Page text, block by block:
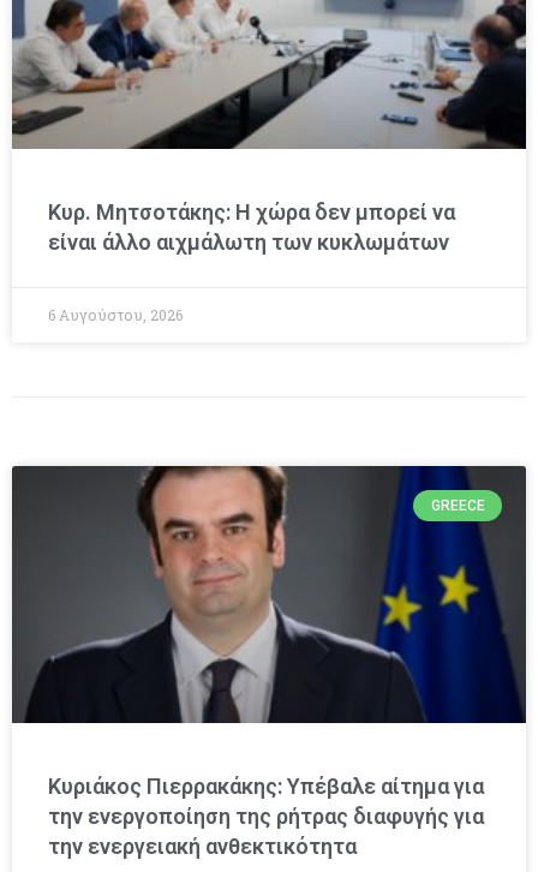
Κυρ. Μητσοτάκης: Η χώρα δεν μπορεί να
είναι άλλο αιχμάλωτη των κυκλωμάτων
6 Αυγούστου, 2026
GREECE
Κυριάκος Πιερρακάκης: Υπέβαλε αίτημα για
την ενεργοποίηση της ρήτρας διαφυγής για
την ενεργειακή ανθεκτικότητα